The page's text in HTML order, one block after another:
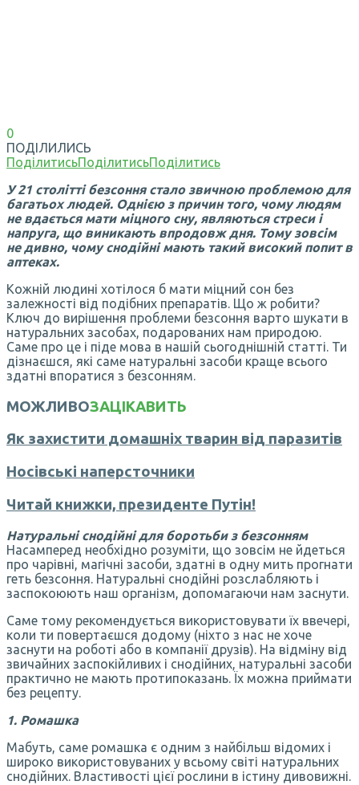
0
ПОДІЛИЛИСЬ
ПоділитисьПоділитисьПоділитись
У 21 столітті безсоння стало звичною проблемою для
багатьох людей. Однією з причин того, чому людям
не вдається мати міцного сну, являються стреси і
напруга, що виникають впродовж дня. Тому зовсім
не дивно, чому снодійні мають такий високий попит в
аптеках.
Кожній людині хотілося б мати міцний сон без
залежності від подібних препаратів. Що ж робити?
Ключ до вирішення проблеми безсоння варто шукати в
натуральних засобах, подарованих нам природою.
Саме про це і піде мова в нашій сьогоднішній статті. Ти
дізнаєшся, які саме натуральні засоби краще всього
здатні впоратися з безсонням.
МОЖЛИВОЗАЦІКАВИТЬ
Як захистити домашніх тварин від паразитів
Носівські наперсточники
Читай книжки, президенте Путін!
Натуральні снодійні для боротьби з безсонням
Насамперед необхідно розуміти, що зовсім не йдеться
про чарівні, магічні засоби, здатні в одну мить прогнати
геть безсоння. Натуральні снодійні розслабляють і
заспокоюють наш організм, допомагаючи нам заснути.
Саме тому рекомендується використовувати їх ввечері,
коли ти повертаєшся додому (ніхто з нас не хоче
заснути на роботі або в компанії друзів). На відміну від
звичайних заспокійливих і снодійних, натуральні засоби
практично не мають протипоказань. Їх можна приймати
без рецепту.
1. Ромашка
Мабуть, саме ромашка є одним з найбільш відомих і
широко використовуваних у всьому світі натуральних
снодійних. Властивості цієї рослини в істину дивовижні.